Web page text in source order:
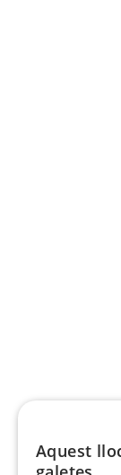
Aquest